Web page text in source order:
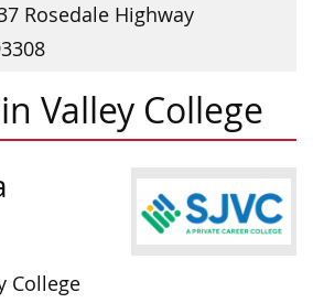
Rosedale Highway
Valley College
College